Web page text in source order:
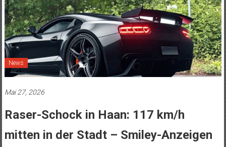
News
Mai 27, 2026
Raser-Schock in Haan: 117 km/h
mitten in der Stadt – Smiley-Anzeigen